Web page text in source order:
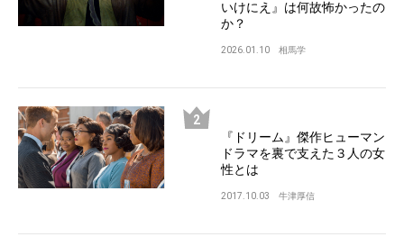
いけにえ』は何故怖かったの
か？
2026.01.10 相馬学
『ドリーム』傑作ヒューマン
ドラマを裏で支えた３人の女
性とは
2017.10.03 牛津厚信